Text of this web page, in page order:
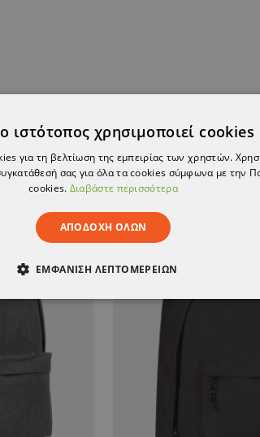
ιστότοπος χρησιμοποιεί cookies
για τη βελτίωση της εμπειρίας των χρηστών.
σας για όλα τα cookies σύμφωνα με την
cookies. Διαβάστε περισσότερα
ΑΠΟΔΟΧΉ ΌΛΩΝ
ΕΜΦΆΝΙΣΗ ΛΕΠΤΟΜΕΡΕΙΏΝ
ΑΠΌΔΟΣΗΣ ΣΤΌΧΕΥΣΗΣ